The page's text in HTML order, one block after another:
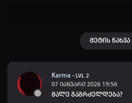
მეტის ნახვა
Karma - LVL 2
07 იანვარი 2026 19:56
მალე გაგრძელდება?